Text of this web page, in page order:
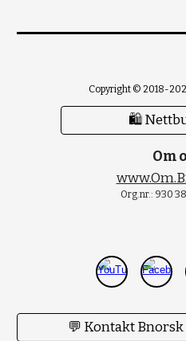
Copyright © 2018-
🛍
Om
Org.nr.: 930
💬 Kontakt Bnorsk